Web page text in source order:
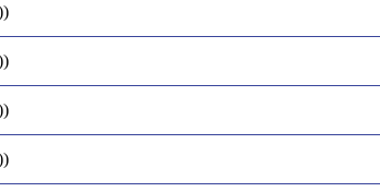
)
)
)
)